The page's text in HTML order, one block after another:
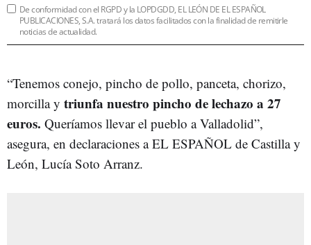
De conformidad con el RGPD y la LOPDGDD, EL LEÓN DE EL ESPAÑOL
PUBLICACIONES, S.A. tratará los datos facilitados con la finalidad de remitirle
noticias de actualidad.
“Tenemos conejo, pincho de pollo, panceta, chorizo,
morcilla y triunfa nuestro pincho de lechazo a 27
euros. Queríamos llevar el pueblo a Valladolid”,
asegura, en declaraciones a EL ESPAÑOL de Castilla y
León, Lucía Soto Arranz.